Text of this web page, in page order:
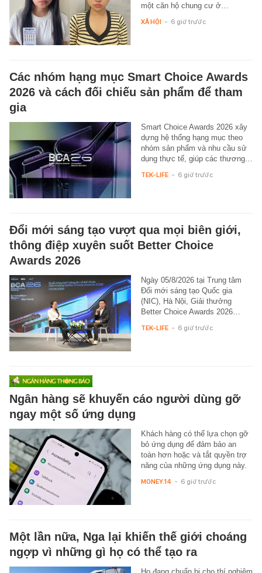
một căn hộ chung cư ở…
XÃ HỘI - 6 giờ trước
Các nhóm hạng mục Smart Choice Awards
2026 và cách đối chiếu sản phẩm để tham
gia
Smart Choice Awards 2026 xây
dựng hệ thống hạng mục theo
nhóm sản phẩm và nhu cầu sử
dụng thực tế, giúp các thương…
TEK-LIFE - 6 giờ trước
Đổi mới sáng tạo vượt qua mọi biên giới,
thông điệp xuyên suốt Better Choice
Awards 2026
Ngày 05/8/2026 tại Trung tâm
Đổi mới sáng tạo Quốc gia
(NIC), Hà Nội, Giải thưởng
Better Choice Awards 2026…
TEK-LIFE - 6 giờ trước
Ngân hàng sẽ khuyến cáo người dùng gỡ
ngay một số ứng dụng
Khách hàng có thể lựa chọn gỡ
bỏ ứng dụng để đảm bảo an
toàn hơn hoặc và tắt quyền trợ
năng của những ứng dụng này.
MONEY.14 - 6 giờ trước
Một lần nữa, Nga lại khiến thế giới choáng
ngợp vì những gì họ có thể tạo ra